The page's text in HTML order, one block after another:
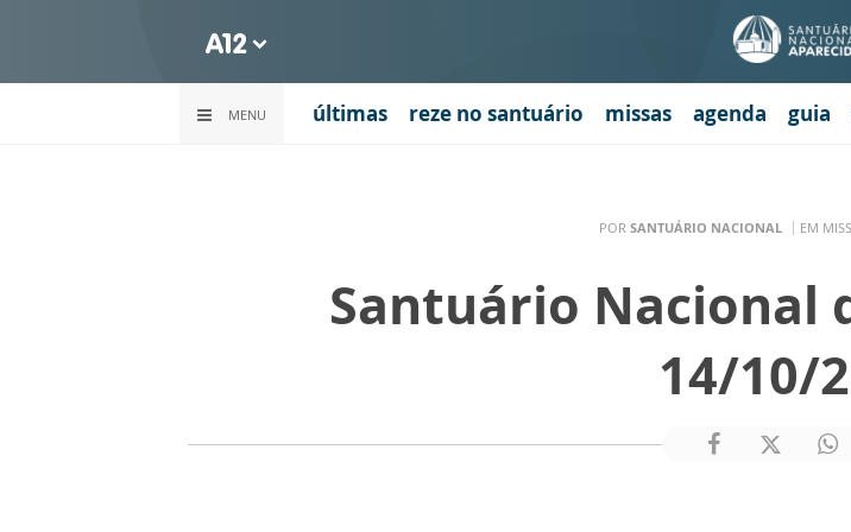
MENU últimas reze no santuário missas agenda guia
POR SANTUÁRIO NACIONAL EM
Santuário Nacional
14/10/